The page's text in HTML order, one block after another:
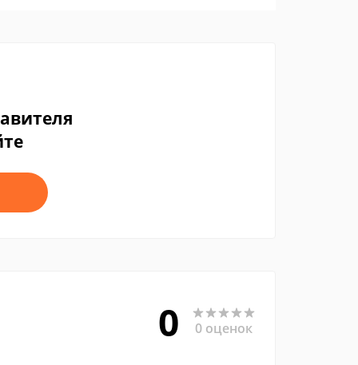
0 0 оценок